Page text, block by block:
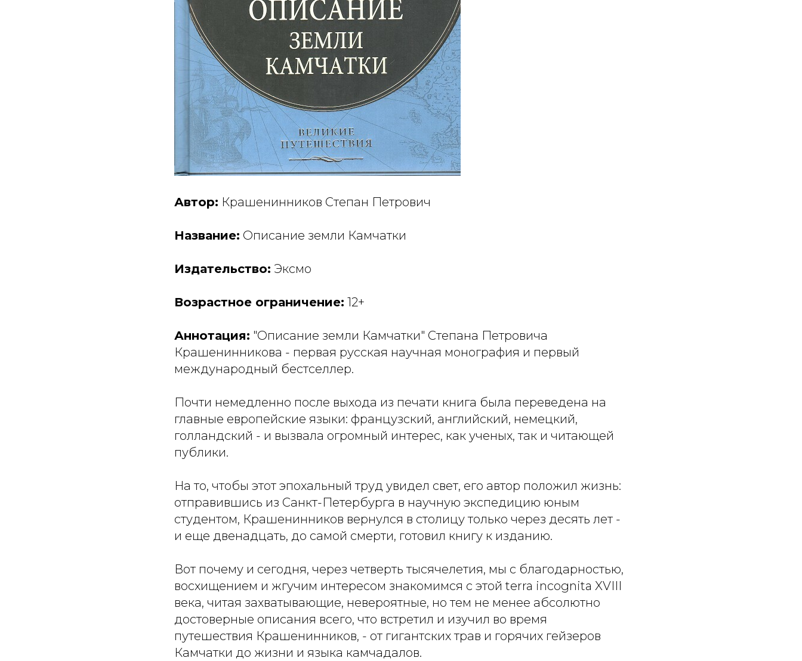
Автор: Крашенинников Степан Петрович
Название: Описание земли Камчатки
Издательство: Эксмо
Возрастное ограничение: 12+
Аннотация: "Описание земли Камчатки" Степана Петровича
Крашенинникова - первая русская научная монография и первый
международный бестселлер.
Почти немедленно после выхода из печати книга была переведена на
главные европейские языки: французский, английский, немецкий,
голландский - и вызвала огромный интерес, как ученых, так и читающей
публики.
На то, чтобы этот эпохальный труд увидел свет, его автор положил жизнь:
отправившись из Санкт-Петербурга в научную экспедицию юным
студентом, Крашенинников вернулся в столицу только через десять лет -
и еще двенадцать, до самой смерти, готовил книгу к изданию.
Вот почему и сегодня, через четверть тысячелетия, мы с благодарностью,
восхищением и жгучим интересом знакомимся с этой terra incognita XVIII
века, читая захватывающие, невероятные, но тем не менее абсолютно
достоверные описания всего, что встретил и изучил во время
путешествия Крашенинников, - от гигантских трав и горячих гейзеров
Камчатки до жизни и языка камчадалов.